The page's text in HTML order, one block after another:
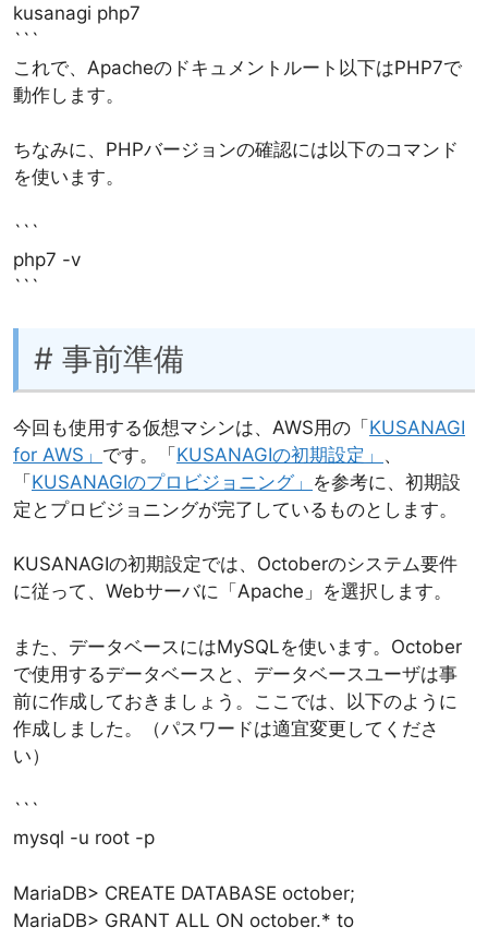
kusanagi php7
```
これで、Apacheのドキュメントルート以下はPHP7で
動作します。
ちなみに、PHPバージョンの確認には以下のコマンド
を使います。
```
php7 -v
```
# 事前準備
今回も使用する仮想マシンは、AWS用の「KUSANAGI
for AWS」 です。「KUSANAGIの初期設定」 、
「KUSANAGIのプロビジョニング」 を参考に、初期設
定とプロビジョニングが完了しているものとします。
KUSANAGIの初期設定では、Octoberのシステム要件
に従って、Webサーバに「Apache」を選択します。
また、データベースにはMySQLを使います。October
で使用するデータベースと、データベースユーザは事
前に作成しておきましょう。ここでは、以下のように
作成しました。（パスワードは適宜変更してくださ
い）
```
mysql -u root -p
MariaDB> CREATE DATABASE october;
MariaDB> GRANT ALL ON october.* to